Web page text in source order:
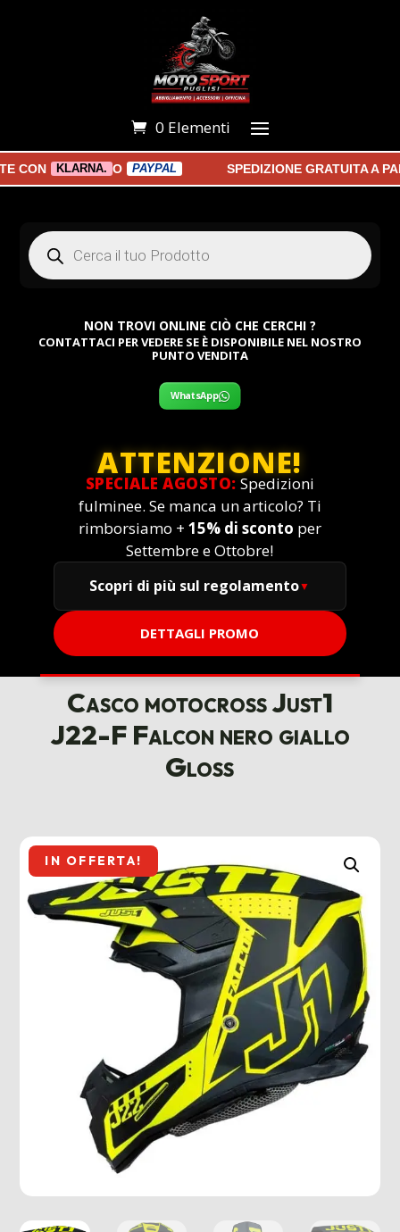
0 Elementi
KLARNA. O PAYPAL SPEDIZIONE GRATUITA A
Products
search
NON TROVI ONLINE CIÒ CHE CERCHI ?
CONTATTACI PER VEDERE SE È DISPONIBILE NEL NOSTRO
PUNTO VENDITA
WhatsApp
ATTENZIONE!
SPECIALE AGOSTO: Spedizioni
fulminee. Se manca un articolo? Ti
rimborsiamo + 15% di sconto per
Settembre e Ottobre!
Scopri di più sul regolamento
DETTAGLI PROMO
Casco motocross Just1
J22-F Falcon nero giallo
Gloss
IN OFFERTA!